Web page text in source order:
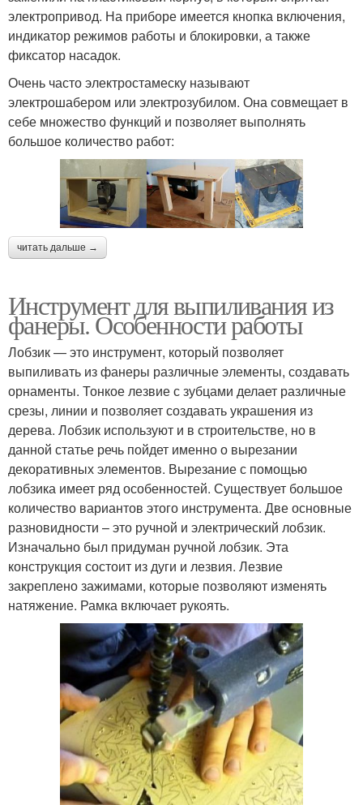
электропривод. На приборе имеется кнопка включения,
индикатор режимов работы и блокировки, а также
фиксатор насадок.
Очень часто электростамеску называют
электрошабером или электрозубилом. Она совмещает в
себе множество функций и позволяет выполнять
большое количество работ:
читать дальше →
Инструмент для выпиливания из
фанеры. Особенности работы
Лобзик — это инструмент, который позволяет
выпиливать из фанеры различные элементы, создавать
орнаменты. Тонкое лезвие с зубцами делает различные
срезы, линии и позволяет создавать украшения из
дерева. Лобзик используют и в строительстве, но в
данной статье речь пойдет именно о вырезании
декоративных элементов. Вырезание с помощью
лобзика имеет ряд особенностей. Существует большое
количество вариантов этого инструмента. Две основные
разновидности – это ручной и электрический лобзик.
Изначально был придуман ручной лобзик. Эта
конструкция состоит из дуги и лезвия. Лезвие
закреплено зажимами, которые позволяют изменять
натяжение. Рамка включает рукоять.